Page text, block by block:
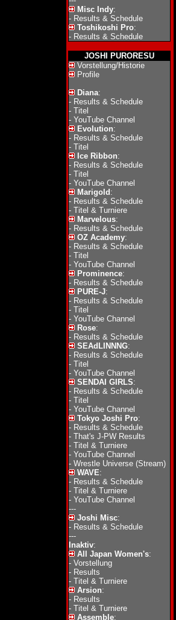
Misc Indy:
- Results & Schedule
Toshikoshi Pro:
- Results & Schedule
JOSHI PURORESU
Vorstellung/Historie
Profile
Diana:
- Results & Schedule
- Titel
- YouTube Channel
Evolution:
- Results & Schedule
- Titel
Ice Ribbon:
- Results & Schedule
- Titel
- YouTube Channel
Marigold :
- Results & Schedule
- Titel & Turniere
Marvelous:
- Results & Schedule
OZ Academy:
- Results & Schedule
- Titel
- YouTube Channel
Prominence:
- Results & Schedule
PURE-J:
- Results & Schedule
- Titel
- YouTube Channel
Rose:
- Results & Schedule
SEAdLINNNG:
- Results & Schedule
- Titel
- YouTube Channel
SENDAI GIRLS:
- Results & Schedule
- Titel
- YouTube Channel
Tokyo Joshi Pro:
- Results & Schedule
- That's J-PW Results
- Titel & Turniere
- YouTube Channel
- Wrestle Universe (Stream)
WAVE:
- Results & Schedule
- Titel & Turniere
- YouTube Channel
---
Joshi Misc:
- Results & Schedule
---
Inaktiv:
All Japan Women's:
- Vorstellung
- Results
- Titel & Turniere
Arsion:
- Results
- Titel & Turniere
Assemble: